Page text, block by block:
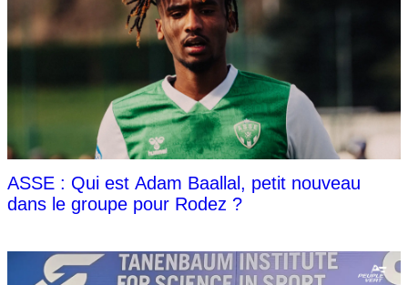
ASSE : Qui est Adam Baallal, petit nouveau
dans le groupe pour Rodez ?